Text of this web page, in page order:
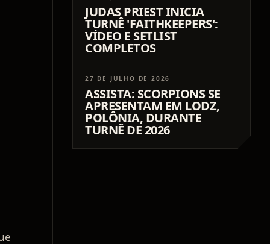
JUDAS PRIEST INICIA
TURNÊ 'FAITHKEEPERS':
VÍDEO E SETLIST
COMPLETOS
27 DE JULHO DE 2026
ASSISTA: SCORPIONS SE
APRESENTAM EM LODZ,
POLÔNIA, DURANTE
TURNÊ DE 2026